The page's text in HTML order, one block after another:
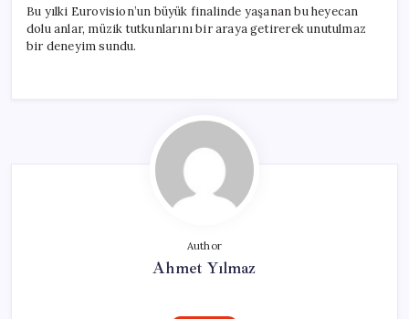
Bu yılki Eurovision’un büyük finalinde yaşanan bu heyecan
dolu anlar, müzik tutkunlarını bir araya getirerek unutulmaz
bir deneyim sundu.
Author
Ahmet Yılmaz